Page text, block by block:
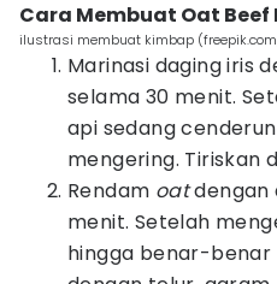
Cara Membuat Oat
ilustrasi membuat kimbap
Marinasi daging iris
selama 30 menit.
api sedang
mengering. Tiriskan
Rendam oatdengan
menit. Setelah
hingga benar-benar